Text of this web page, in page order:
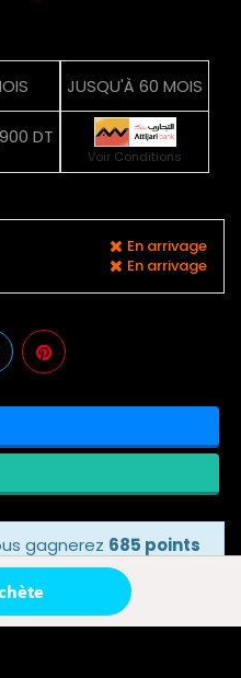
DT
JUSQU'À 60 MOIS
Voir Conditions
En arrivage
En arrivage
gagnerez 685 points
de fidélité.
points bonus